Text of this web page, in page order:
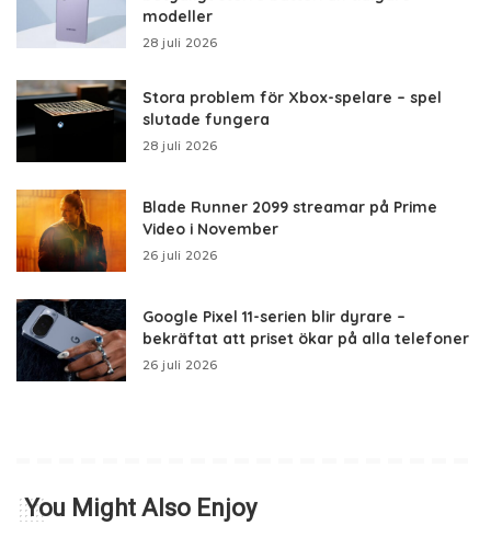
modeller
28 juli 2026
Stora problem för Xbox-spelare – spel
slutade fungera
28 juli 2026
Blade Runner 2099 streamar på Prime
Video i November
26 juli 2026
Google Pixel 11-serien blir dyrare –
bekräftat att priset ökar på alla telefoner
26 juli 2026
You Might Also Enjoy